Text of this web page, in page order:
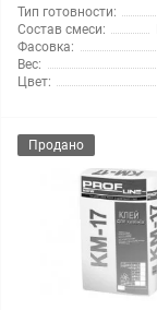
Тип готовности:
Состав смеси:
Фасовка:
Вес:
Цвет:
Продано